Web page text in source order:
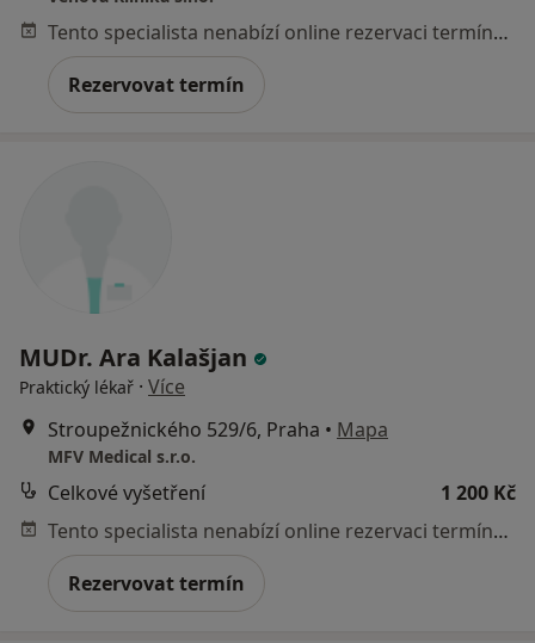
Tento specialista nenabízí online rezervaci termínu na této adrese.
Rezervovat termín
MUDr. Ara Kalašjan
Praktický lékař · Více
Stroupežnického 529/6, Praha • Mapa
MFV Medical s.r.o.
Celkové vyšetření
1 200 Kč
Tento specialista nenabízí online rezervaci termínu na této adrese.
Rezervovat termín